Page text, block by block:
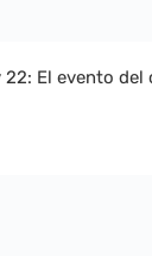
22: El evento